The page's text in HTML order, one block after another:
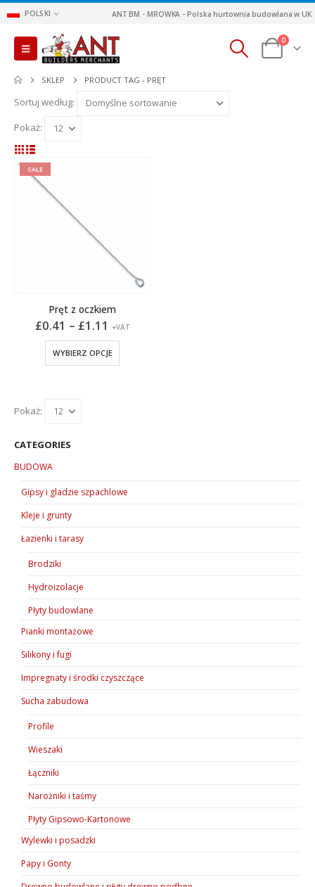
POLSKI ANT BM - MROWKA - Polska hurtownia budowlana w UK
0
SKLEP PRODUCT TAG - PRĘT
Sortuj według:
Pokaż:
SALE
Pręt z oczkiem
£0.41 – £1.11 Zakres
cen:
od
£0.41
do
+VAT
WYBIERZ OPCJE
produkt
Pokaż:
CATEGORIES
BUDOWA
Gipsy i gladzie szpachlowe
Kleje i grunty
Łazienki i tarasy
Brodziki
Hydroizolacje
Płyty budowlane
Pianki montażowe
Silikony i fugi
Impregnaty i środki czyszczące
Sucha zabudowa
Profile
Wieszaki
Łączniki
Narożniki i taśmy
Płyty Gipsowo-Kartonowe
Wylewki i posadzki
Papy i Gonty